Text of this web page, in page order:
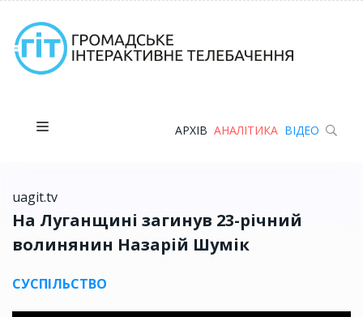
АРХІВ АНАЛІТИКА ВІДЕО
uagit.tv
На Луганщині загинув 23-річний
волинянин Назарій Шумік
СУСПІЛЬСТВО